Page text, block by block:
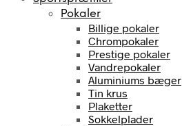
Pokaler
Billige pokaler
Chrompokaler
Prestige pokaler
Vandrepokaler
Aluminiums bæger
Tin krus
Plaketter
Sokkelplader